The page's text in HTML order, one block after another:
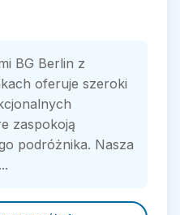
BG Berlin z
oferuje szeroki
zaspokoją
podróżnika. Nasza